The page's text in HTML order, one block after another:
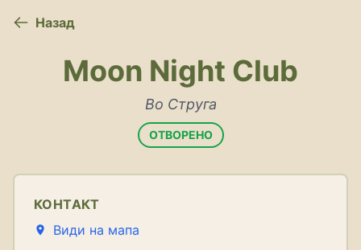
Назад
Moon Night Club
Во Струга
ОТВОРЕНО
КОНТАКТ
Види на мапа